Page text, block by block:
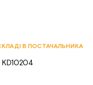
В ПОСТАЧАЛЬНИКА